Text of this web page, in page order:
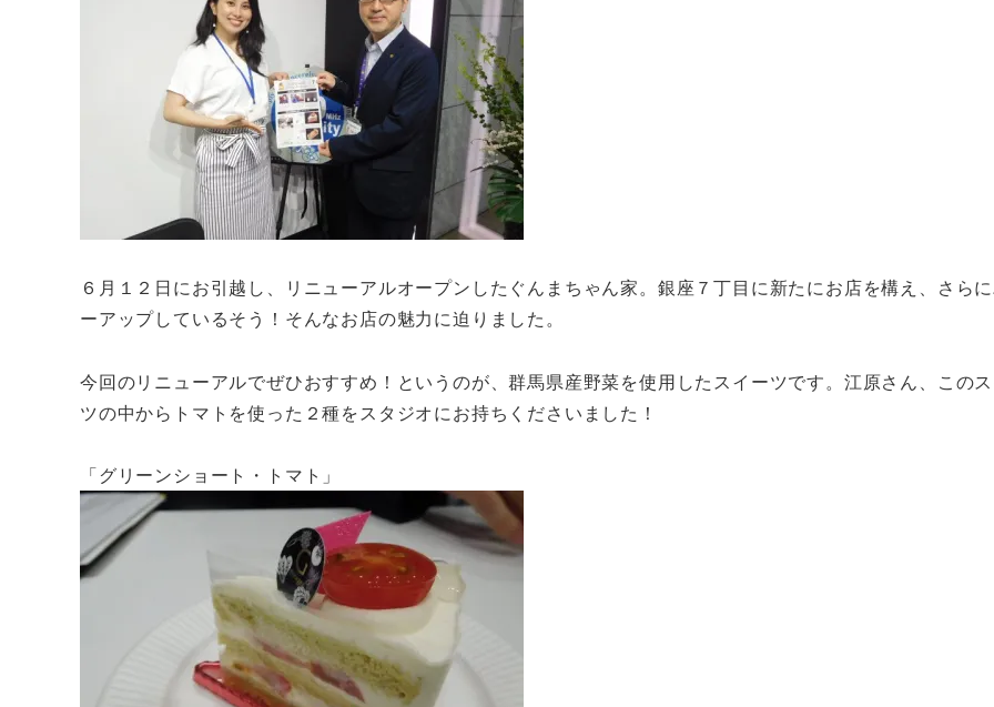
６月１２日にお引越し、リニューアルオープンしたぐんまちゃん家。銀座７丁目に新たにお店を構え、さら
ーアップしているそう！そんなお店の魅力に迫りました。
今回のリニューアルでぜひおすすめ！というのが、群馬県産野菜を使用したスイーツです。江原さん、この
ツの中からトマトを使った２種をスタジオにお持ちくださいました！
「グリーンショート・トマト」